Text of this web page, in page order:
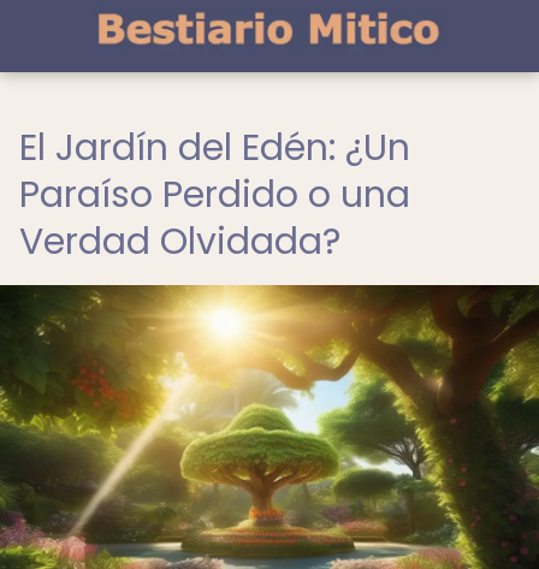
El Jardín del Edén: ¿Un
Paraíso Perdido o una
Verdad Olvidada?